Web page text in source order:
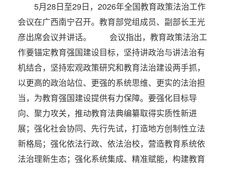
5月28日至29日，2026年全国教育政策法治工作
会议在广西南宁召开。教育部党组成员、副部长王光
彦出席会议并讲话。 会议指出，教育政策法治工
作要锚定教育强国建设目标，坚持讲政治与讲法治有
机结合，坚持宏观政策研究和教育法治建设两手抓，
以更高的政治站位、更强的系统思维、更实的法治担
当，为教育强国建设提供有力保障。要强化目标导
向、聚力攻关，推动教育法典编纂取得实质性新进
展；强化社会协同、先行先试，打造地方创制性立法
新格局；强化依法行政、依法治校，营造教育系统依
法治理新生态；强化系统集成、精准赋能，构建教育